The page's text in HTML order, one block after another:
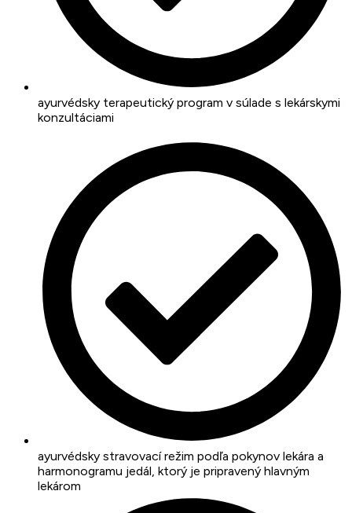
ayurvédsky terapeutický program v súlade s lekárskymi
konzultáciami
ayurvédsky stravovací režim podľa pokynov lekára a
harmonogramu jedál, ktorý je pripravený hlavným
lekárom